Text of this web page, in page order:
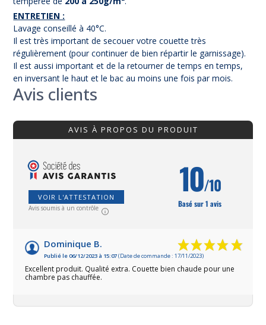
ENTRETIEN :
Lavage conseillé à 40°C.
Il est très important de secouer votre couette très
régulièrement (pour continuer de bien répartir le garnissage).
Il est aussi important et de la retourner de temps en temps,
en inversant le haut et le bac au moins une fois par mois.
Avis clients
AVIS À PROPOS DU PRODUIT
VOIR L'ATTESTATION
Avis soumis à un contrôle
10/10
Basé sur 1 avis
Dominique B.
Publié le 06/12/2023 à 15:07(Date de commande : 17/11/2023)
Excellent produit. Qualité extra. Couette bien chaude pour une
chambre pas chauffée.